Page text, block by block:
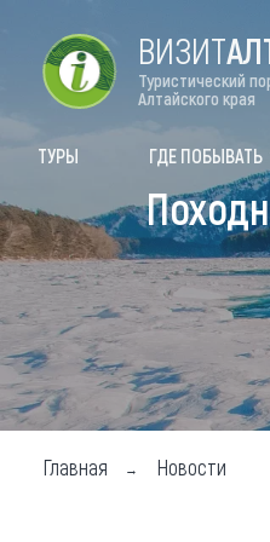
Форум VISIT ALTAI
Туры
ВИЗИТ
Туристический
Алтайского края
ТУРЫ ГДЕ ПОБЫВАТЬ
Главная Новости